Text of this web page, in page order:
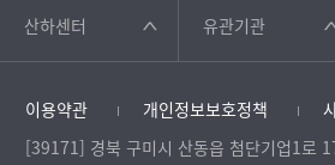
산하센터 유관기관
이용약관 개인정보보호정책
[39171] 경북 구미시 산동읍 첨단기업1로